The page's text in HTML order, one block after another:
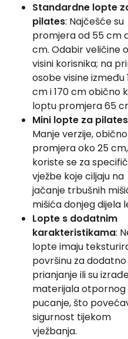
Standardne lopte
pilates: Najčešće su
promjera od 55 cm
cm. Odabir veličine
visini korisnika; na
osobe visine između
cm i 170 cm obično
loptu promjera 65
Mini lopte za pilates
Manje verzije, obično
promjera oko 25 cm,
koriste se za
vježbe koje ciljaju na
jačanje trbušnih
mišića donjeg dijela
Lopte s dodatnim
karakteristikama:
lopte imaju
površinu za dodatno
prianjanje ili su
materijala otpornog
pucanje, što
sigurnost tijekom
vježbanja.